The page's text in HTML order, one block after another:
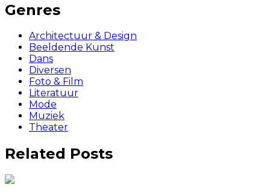
Genres
Architectuur & Design
Beeldende Kunst
Dans
Diversen
Foto & Film
Literatuur
Mode
Muziek
Theater
Related Posts